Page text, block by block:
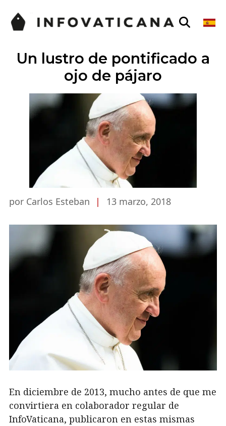
Un lustro de pontificado a
ojo de pájaro
por Carlos Esteban | 13 marzo, 2018
En diciembre de 2013, mucho antes de que me
convirtiera en colaborador regular de
InfoVaticana, publicaron en estas mismas